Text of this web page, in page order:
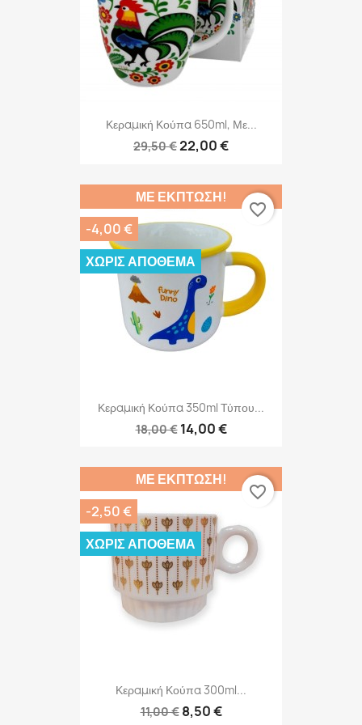
Κεραμική Κούπα 650ml, Με...
29,50 €22,00 €
Κεραμική Κούπα 350ml Τύπου...
18,00 € 14,00 €
ΜΕ ΈΚΠΤΩΣΗ!
-4,00 €
ΧΩΡΊΣ ΑΠΌΘΕΜΑ
favorite_border
Κεραμική Κούπα 300ml...
11,00 € 8,50 €
ΜΕ ΈΚΠΤΩΣΗ!
-2,50 €
ΧΩΡΊΣ ΑΠΌΘΕΜΑ
favorite_border